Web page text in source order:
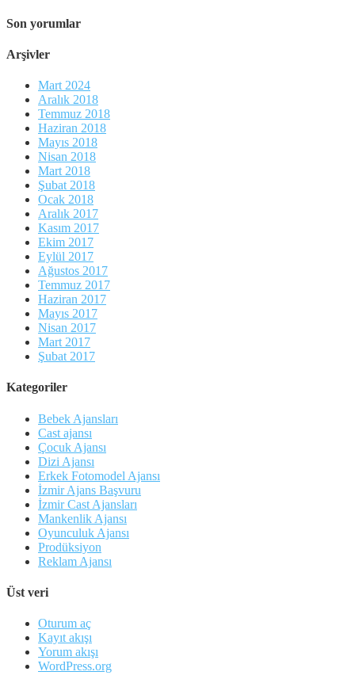
Son yorumlar
Arşivler
Mart 2024
Aralık 2018
Temmuz 2018
Haziran 2018
Mayıs 2018
Nisan 2018
Mart 2018
Şubat 2018
Ocak 2018
Aralık 2017
Kasım 2017
Ekim 2017
Eylül 2017
Ağustos 2017
Temmuz 2017
Haziran 2017
Mayıs 2017
Nisan 2017
Mart 2017
Şubat 2017
Kategoriler
Bebek Ajansları
Cast ajansı
Çocuk Ajansı
Dizi Ajansı
Erkek Fotomodel Ajansı
İzmir Ajans Başvuru
İzmir Cast Ajansları
Mankenlik Ajansı
Oyunculuk Ajansı
Prodüksiyon
Reklam Ajansı
Üst veri
Oturum aç
Kayıt akışı
Yorum akışı
WordPress.org